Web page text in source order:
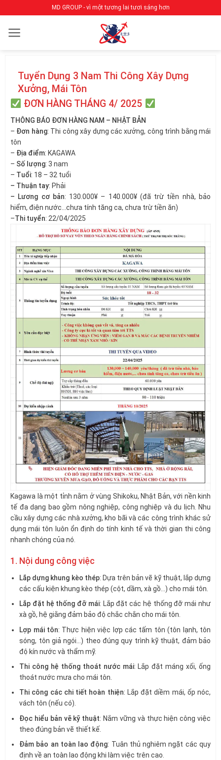
qua
nội
MD GROUP - vì một tương lai tươi sáng hơn
Tuyển Dụng 3 Nam Thi Công Xây Dựng
Xưởng, Mái Tôn
ĐƠN HÀNG THÁNG 4/ 2025
THÔNG BÁO ĐƠN HÀNG NAM – NHẬT BẢN
– Đơn hàng: Thi công xây dựng các xưởng, công trình bằng mái
tôn
– Địa điểm: KAGAWA
– Số lượng: 3 nam
– Tuổi: 18 – 32 tuổi
– Thuận tay: Phải
– Lương cơ bản: 130.000¥ – 140.000¥ (đã trừ tiền nhà, bảo
hiểm, điện nước…chưa tính tăng ca, chưa trừ tiền ăn)
–Thi tuyển: 22/04/2025
Kagawa là một tỉnh nằm ở vùng Shikoku, Nhật Bản, với nền kinh
tế đa dạng bao gồm nông nghiệp, công nghiệp và du lịch. Nhu
cầu xây dựng các nhà xưởng, kho bãi và các công trình khác sử
dụng mái tôn luôn ổn định do tính kinh tế và thời gian thi công
nhanh chóng của nó.
1. Nội dung công việc
Lắp dựng khung kèo thép: Dựa trên bản vẽ kỹ thuật, lắp dựng
các cấu kiện khung kèo thép (cột, dầm, xà gồ…) cho mái tôn.
Lắp đặt hệ thống đỡ mái: Lắp đặt các hệ thống đỡ mái như
xà gồ, hệ giằng đảm bảo độ chắc chắn cho mái tôn.
Lợp mái tôn: Thực hiện việc lợp các tấm tôn (tôn lạnh, tôn
sóng, tôn giả ngói…) theo đúng quy trình kỹ thuật, đảm bảo
độ kín nước và thẩm mỹ.
Thi công hệ thống thoát nước mái: Lắp đặt máng xối, ống
thoát nước mưa cho mái tôn.
Thi công các chi tiết hoàn thiện: Lắp đặt diềm mái, ốp nóc,
vách tôn (nếu có).
Đọc hiểu bản vẽ kỹ thuật: Nắm vững và thực hiện công việc
theo đúng bản vẽ thiết kế.
Đảm bảo an toàn lao động: Tuân thủ nghiêm ngặt các quy
định về an toàn lao động khi làm việc trên cao.